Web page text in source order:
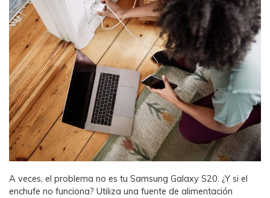
A veces, el problema no es tu Samsung Galaxy S20. ¿Y si el
enchufe no funciona? Utiliza una fuente de alimentación